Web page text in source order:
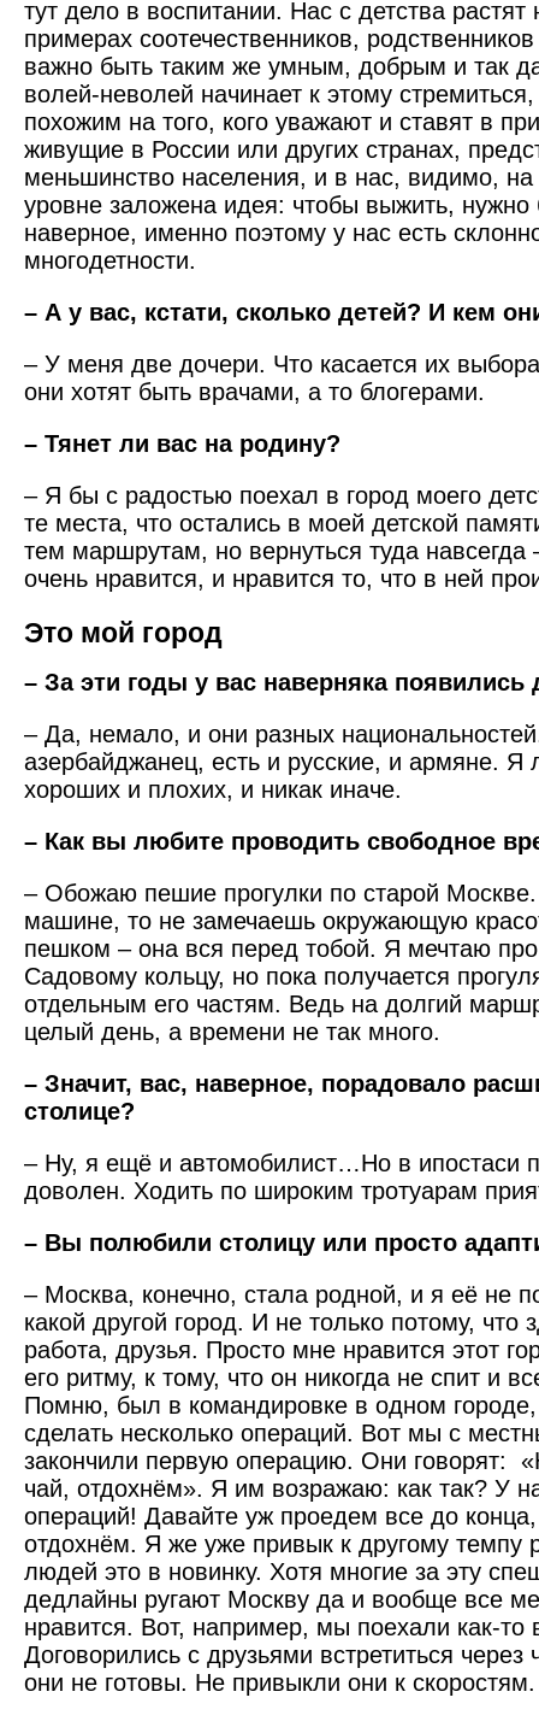
тут дело в воспитании. Нас с детства
примерах соотечественников,
важно быть таким же умным, добрым и так
волей-неволей начинает к этому стремиться,
похожим на того, кого уважают и ставят в
живущие в России или других странах,
меньшинство населения, и в нас, видимо, на
уровне заложена идея: чтобы выжить,
наверное, именно поэтому у нас есть
многодетности.
– А у вас, кстати, сколько детей? И кем
– У меня две дочери. Что касается их
они хотят быть врачами, а то блогерами.
– Тянет ли вас на родину?
– Я бы с радостью поехал в город моего
те места, что остались в моей детской
тем маршрутам, но вернуться туда навсегда
очень нравится, и нравится то, что в ней
Это мой город
– За эти годы у вас наверняка появились
– Да, немало, и они разных
азербайджанец, есть и русские, и армяне.
хороших и плохих, и никак иначе.
– Как вы любите проводить свободное
– Обожаю пешие прогулки по старой
машине, то не замечаешь окружающую
пешком – она вся перед тобой. Я мечтаю
Садовому кольцу, но пока получается
отдельным его частям. Ведь на долгий
целый день, а времени не так много.
– Значит, вас, наверное, порадовало
столице?
– Ну, я ещё и автомобилист…Но в ипостаси
доволен. Ходить по широким тротуарам
– Вы полюбили столицу или просто
– Москва, конечно, стала родной, и я её не
какой другой город. И не только потому, что
работа, друзья. Просто мне нравится этот
его ритму, к тому, что он никогда не спит и
Помню, был в командировке в одном
сделать несколько операций. Вот мы с
закончили первую операцию. Они говорят:
чай, отдохнём». Я им возражаю: как так? У
операций! Давайте уж проедем все до
отдохнём. Я же уже привык к другому темпу
людей это в новинку. Хотя многие за эту
дедлайны ругают Москву да и вообще все
нравится. Вот, например, мы поехали как-
Договорились с друзьями встретиться
они не готовы. Не привыкли они к скоростям.